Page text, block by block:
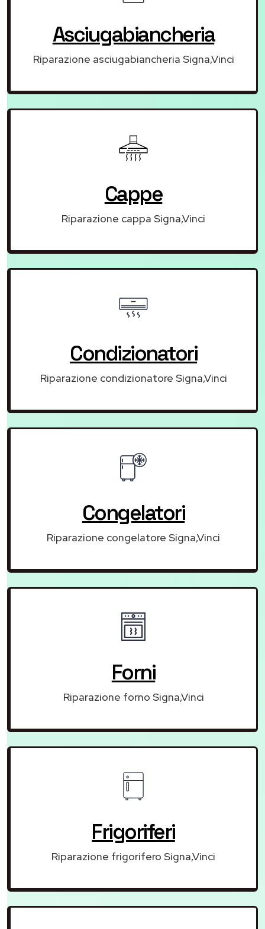
Asciugabiancheria
Riparazione asciugabiancheria Signa,Vinci
Cappe
Riparazione cappa Signa,Vinci
Condizionatori
Riparazione condizionatore Signa,Vinci
Congelatori
Riparazione congelatore Signa,Vinci
Forni
Riparazione forno Signa,Vinci
Frigoriferi
Riparazione frigorifero Signa,Vinci